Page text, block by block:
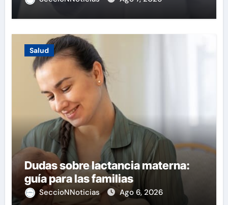
Salud
Dudas sobre lactancia materna:
guía para las familias
SeccioNNoticias Ago 6, 2026